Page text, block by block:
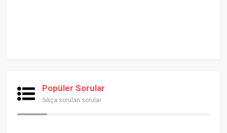
Popüler Sorular
Sıkça sorulan sorular